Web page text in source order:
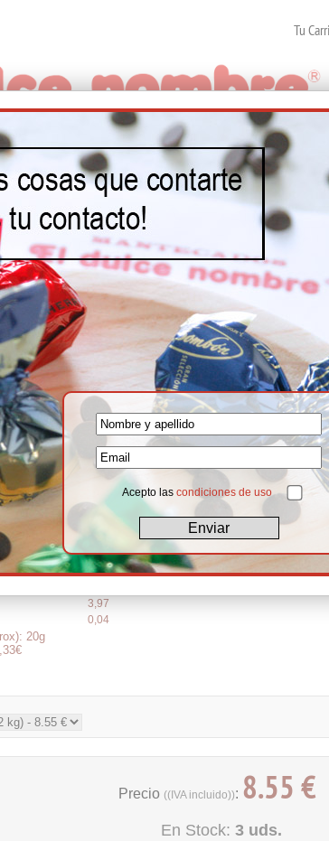
Tu
HISTORIA VISÍTANOS CATÁLOGO
DE AVELLANA
polvorón de toda la vida y cambia el sabor a almendra por
Y con un toque de naranja que termina de hacerlos
de Cerdo(E306/E304i), Azúcar,HARINA DE TRIGO
frutos secos de cáscara y gluten. Contiene trazas de
apto (contiene manteca de cerdo)
100 g):
2019,53
55,77
21,43
3,97
0,04
20g
Precio ((IVA incluido)): 8.55€
En Stock: 3 uds.